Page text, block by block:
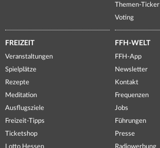
Themen-Ticker
Voting
FREIZEIT
Veranstaltungen
Spielplätze
Rezepte
Meditation
Ausflugsziele
Freizeit-Tipps
Ticketshop
Lotto Hessen
FFH-WELT
FFH-App
Newsletter
Kontakt
Frequenzen
Jobs
Führungen
Presse
Radiowerbung